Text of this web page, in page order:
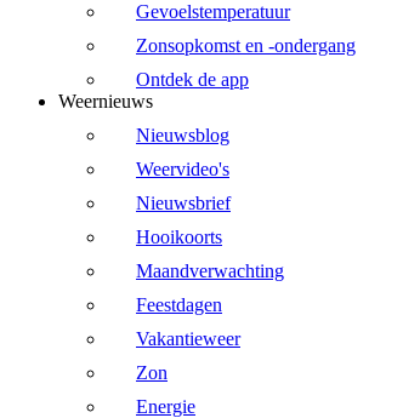
Gevoelstemperatuur
Zonsopkomst en -ondergang
Ontdek de app
Weernieuws
Nieuwsblog
Weervideo's
Nieuwsbrief
Hooikoorts
Maandverwachting
Feestdagen
Vakantieweer
Zon
Energie